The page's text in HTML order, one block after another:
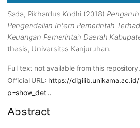
Sada, Rikhardus Kodhi (2018)
Pengendalian Intern Pemerintah
Keuangan Pemerintah Daerah
thesis, Universitas Kanjuruhan.
Full text not available from this repository.
Official URL: https://
p=show_det...
Abstract